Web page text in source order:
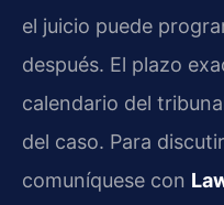
el juicio puede
después. El plazo
calendario del
del caso. Para
comuníquese con